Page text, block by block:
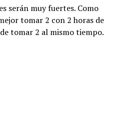
serán muy fuertes. Como
tomar 2 con 2 horas de
tomar 2 al mismo tiempo.